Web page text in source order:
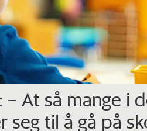
At så mange i
seg til å gå på